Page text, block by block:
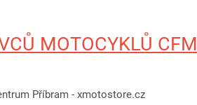
MOTOCYKLŮ
Příbram - xmotostore.cz